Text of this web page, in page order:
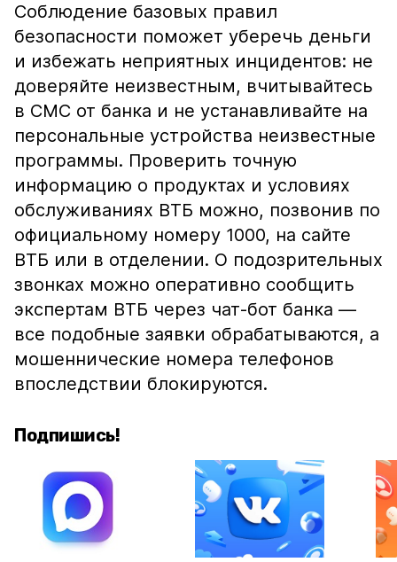
Соблюдение базовых правил
безопасности поможет уберечь деньги
и избежать неприятных инцидентов: не
доверяйте неизвестным, вчитывайтесь
в СМС от банка и не устанавливайте на
персональные устройства неизвестные
программы. Проверить точную
информацию о продуктах и условиях
обслуживаниях ВТБ можно, позвонив по
официальному номеру 1000, на сайте
ВТБ или в отделении. О подозрительных
звонках можно оперативно сообщить
экспертам ВТБ через чат-бот банка —
все подобные заявки обрабатываются, а
мошеннические номера телефонов
впоследствии блокируются.
Подпишись!